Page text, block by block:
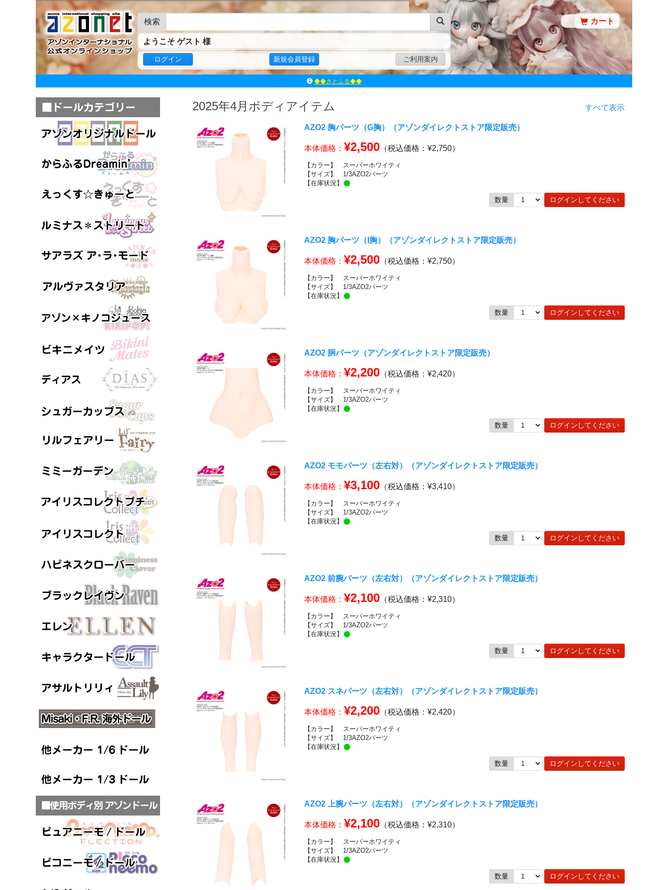
検索
ようこそ ゲスト 様
ログイン 新規会員登録 ご利用案内
カート
◆◆さとふる◆◆
ｱｿﾞﾝﾚｰﾍﾞﾙｼｮｯﾌﾟ楽天市場店
ｱｿﾞﾝｵﾝﾗｲﾝｼｮｯﾌﾟX
よくあるご質問（Q&A）
2025年4月ボディアイテム すべて表示
AZO2 胸パーツ（G胸）（アゾンダイレクトストア限定販売）
本体価格： ¥2,500 （税込価格：¥2,750）
【カラー】
スーパーホワイティ
【サイズ】
1/3AZO2パーツ
【在庫状況】
数量 ログインしてください
AZO2 胸パーツ（I胸）（アゾンダイレクトストア限定販売）
本体価格： ¥2,500 （税込価格：¥2,750）
【カラー】
スーパーホワイティ
【サイズ】
1/3AZO2パーツ
【在庫状況】
数量 ログインしてください
AZO2 胴パーツ（アゾンダイレクトストア限定販売）
本体価格： ¥2,200 （税込価格：¥2,420）
【カラー】
スーパーホワイティ
【サイズ】
1/3AZO2パーツ
【在庫状況】
数量 ログインしてください
AZO2 モモパーツ（左右対）（アゾンダイレクトストア限定販売）
本体価格： ¥3,100 （税込価格：¥3,410）
【カラー】
スーパーホワイティ
【サイズ】
1/3AZO2パーツ
【在庫状況】
数量 ログインしてください
AZO2 前腕パーツ（左右対）（アゾンダイレクトストア限定販売）
本体価格： ¥2,100 （税込価格：¥2,310）
【カラー】
スーパーホワイティ
【サイズ】
1/3AZO2パーツ
【在庫状況】
数量 ログインしてください
AZO2 スネパーツ（左右対）（アゾンダイレクトストア限定販売）
本体価格： ¥2,200 （税込価格：¥2,420）
【カラー】
スーパーホワイティ
【サイズ】
1/3AZO2パーツ
【在庫状況】
数量 ログインしてください
AZO2 上腕パーツ（左右対）（アゾンダイレクトストア限定販売）
本体価格： ¥2,100 （税込価格：¥2,310）
【カラー】
スーパーホワイティ
【サイズ】
1/3AZO2パーツ
【在庫状況】
数量 ログインしてください